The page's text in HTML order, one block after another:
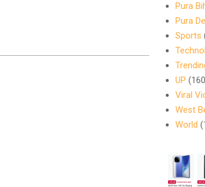
Pura
Pura
Sports
UP
Viral
West
World